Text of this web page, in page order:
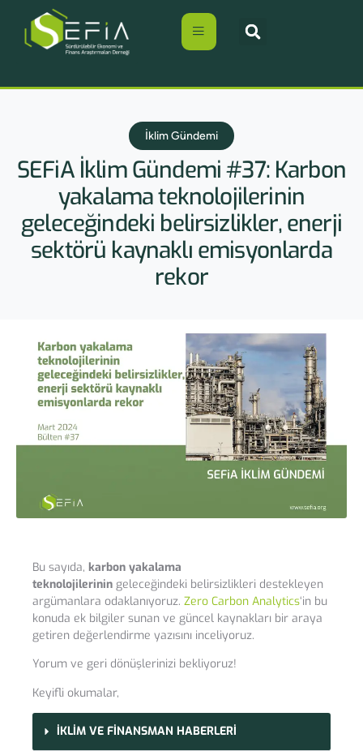
İklim Gündemi
SEFiA İklim Gündemi #37: Karbon
yakalama teknolojilerinin
geleceğindeki belirsizlikler, enerji
sektörü kaynaklı emisyonlarda
rekor
Bu sayıda, karbon yakalama
teknolojilerinin geleceğindeki belirsizlikleri destekleyen
argümanlara odaklanıyoruz. Zero Carbon Analytics‘in bu
konuda ek bilgiler sunan ve güncel kaynakları bir araya
getiren değerlendirme yazısını inceliyoruz.
Yorum ve geri dönüşlerinizi bekliyoruz!
Keyifli okumalar,
İKLİM VE FİNANSMAN HABERLERİ